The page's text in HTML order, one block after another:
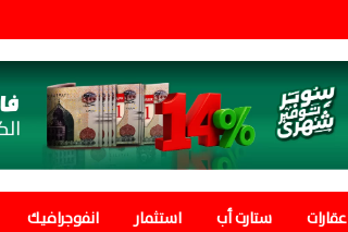
عقارات ستارت أب استثمار انفوجرافيك